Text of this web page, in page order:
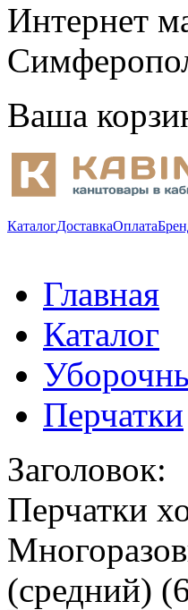
Интернет
Ваша
КаталогДоставкаОплата
Главная
Каталог
Перчатки
Заголовок:
Перчатки
(средний)